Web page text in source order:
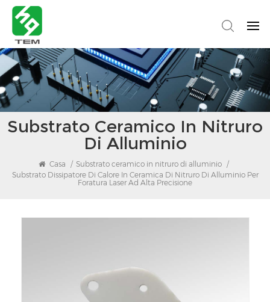
Substrato Ceramico In Nitruro
Di Alluminio
Casa / Substrato ceramico in nitruro di alluminio
/
Substrato Dissipatore Di Calore In Ceramica Di Nitruro Di Alluminio Per
Foratura Laser Ad Alta Precisione